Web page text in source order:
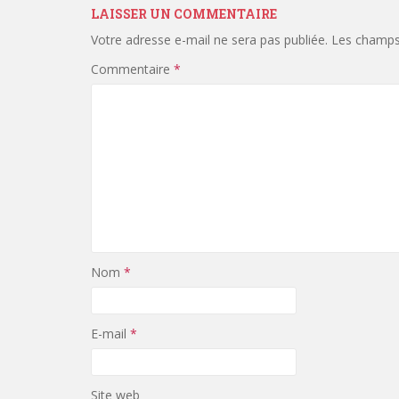
LAISSER UN COMMENTAIRE
Votre adresse e-mail ne sera pas publiée. Les
Commentaire *
Nom *
E-mail *
Site web